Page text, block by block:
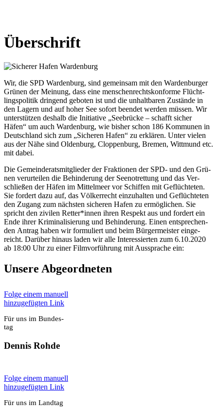
Über­schrift
Wir, die SPD War­den­burg, sind gemein­sam mit den War­den­bur­ger
Grü­nen der Mei­nung, dass eine men­schen­rechts­kon­for­me Flücht­
lings­po­li­tik drin­gend gebo­ten ist und die unhalt­ba­ren Zustän­de in
den Lagern und auf hoher See sofort been­det wer­den müs­sen. Wir
unter­stüt­zen des­halb die Initia­ti­ve „See­brü­cke – schafft sicher
Häfen“ um auch War­den­burg, wie bis­her schon 186 Kom­mu­nen in
Deutsch­land sich zum „Siche­ren Hafen“ zu erklä­ren. Unter vie­len
aus der Nähe sind Olden­burg, Clop­pen­burg, Bre­men, Witt­mund etc.
mit dabei.
Die Gemein­de­rats­mit­glie­der der Frak­tio­nen der SPD- und den Grü­
nen ver­ur­tei­len die Behin­de­rung der See­not­ret­tung und das Ver­
schlie­ßen der Häfen im Mit­tel­meer vor Schif­fen mit Geflüch­te­ten.
Sie for­dert dazu auf, das Völ­ker­recht ein­zu­hal­ten und Geflüch­te­ten
den Zugang zum nächs­ten siche­ren Hafen zu ermög­li­chen. Sie
spricht den zivi­len Retter*innen ihren Respekt aus und for­dert ein
Ende ihrer Kri­mi­na­li­sie­rung und Behin­de­rung. Einen ent­spre­chen­
den Antrag haben wir for­mu­liert und beim Bür­ger­meis­ter ein­ge­
reicht. Dar­über hin­aus laden wir alle Inter­es­sier­ten zum 6.10.2020
ab 18:00 Uhr zu einer Film­vor­füh­rung mit Aus­spra­che ein:
Unse­re Abge­ord­ne­ten
Fol­ge einem manu­ell
hin­zu­ge­füg­ten Link
Für uns im Bun­des­
tag
Den­nis Roh­de
Fol­ge einem manu­ell
hin­zu­ge­füg­ten Link
Für uns im Land­tag